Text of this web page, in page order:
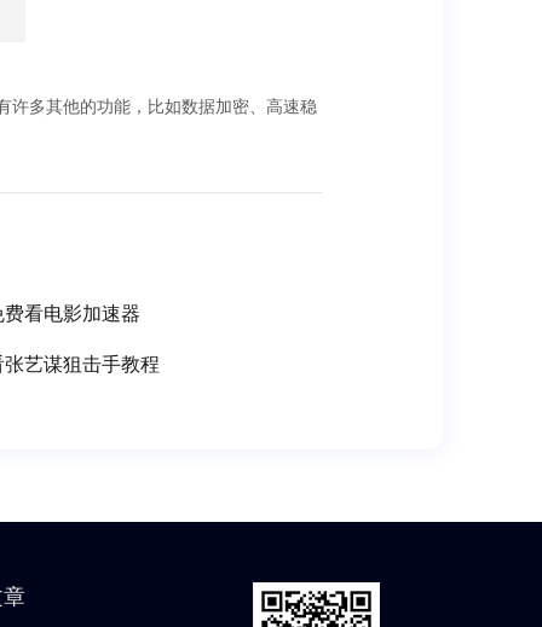
许多其他的功能，比如数据加密、高速稳
看电影加速器
艺谋狙击手教程